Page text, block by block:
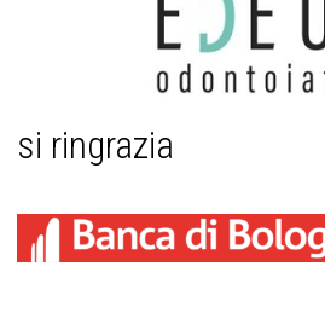
si ringrazia